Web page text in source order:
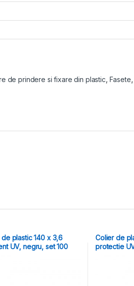
de prindere si fixare din plastic, Fasete,
plastic 140 x 3,6
UV, negru, set 100
Colier de
protectie